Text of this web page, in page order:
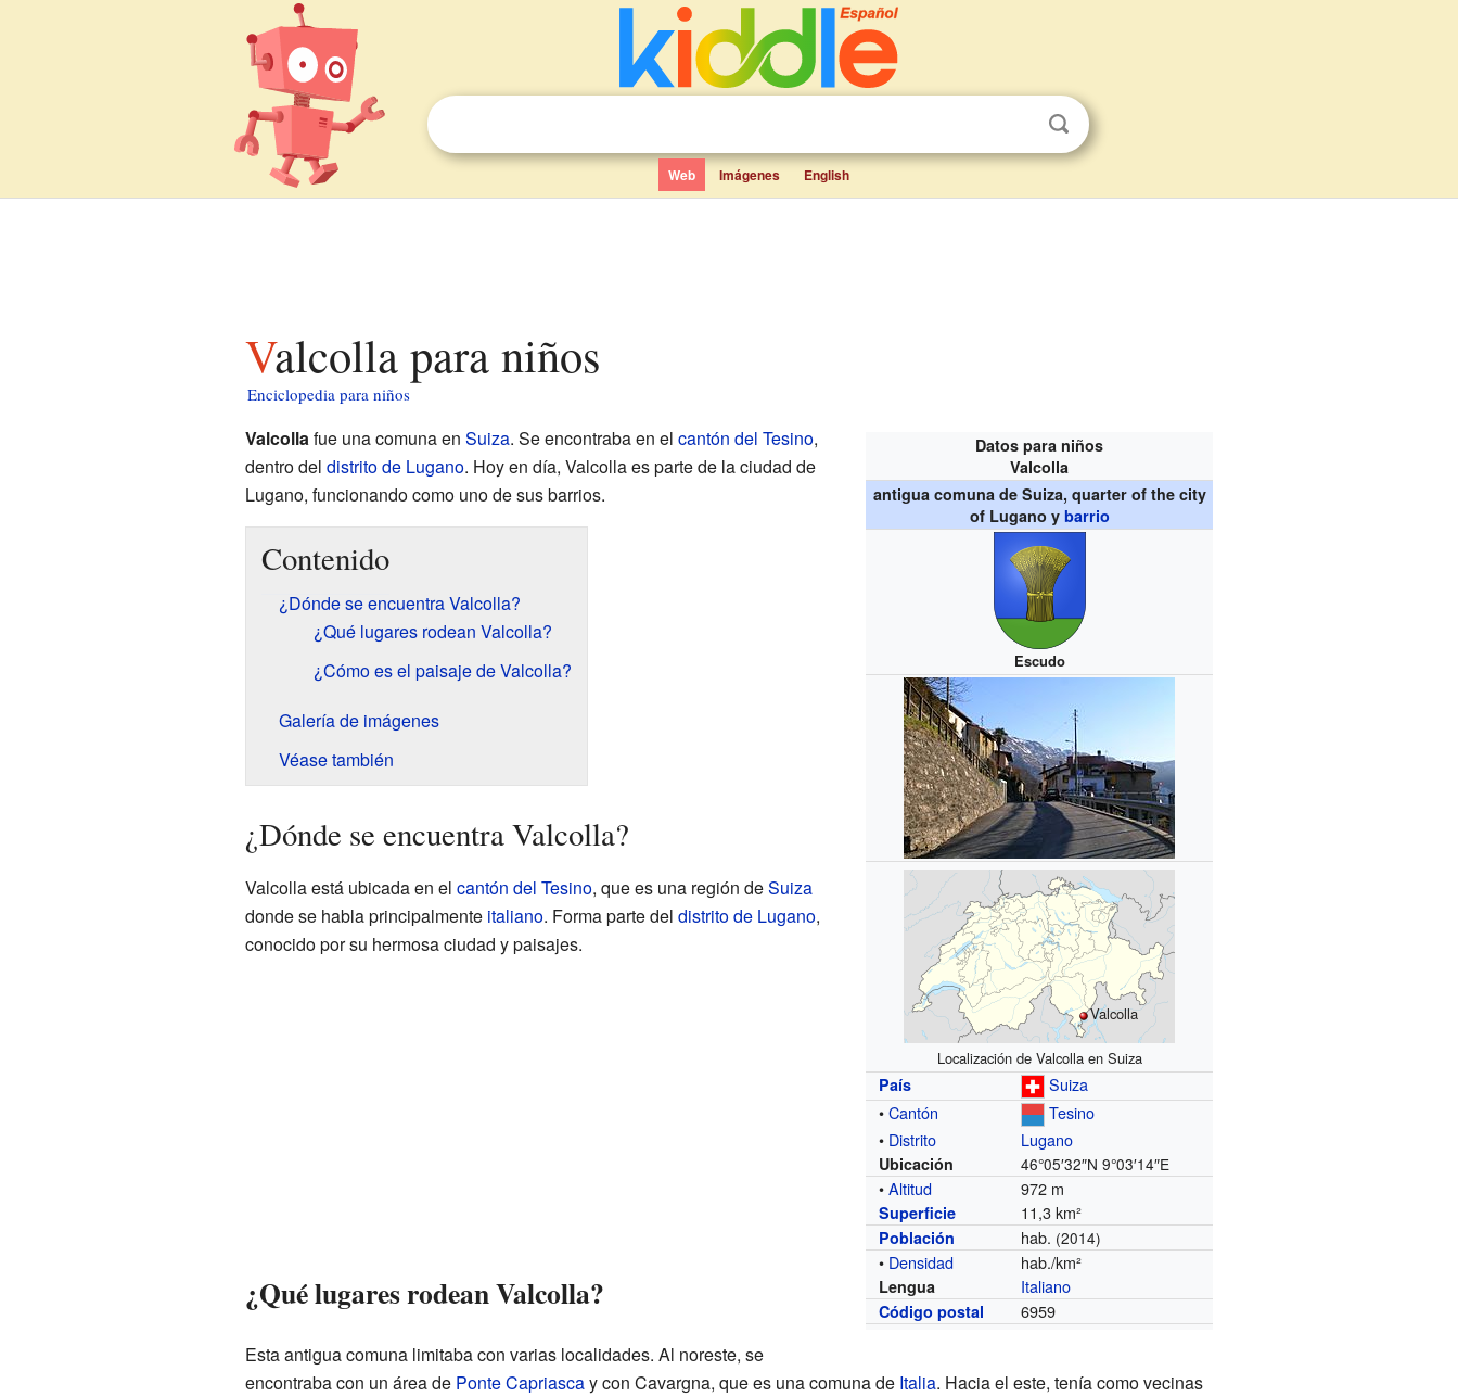
Web Imágenes English
Valcolla para niños
Enciclopedia para niños
Datos para niños
Valcolla
antigua comuna de Suiza, quarter of the city
of Lugano y barrio
Escudo
Valcolla
Localización de Valcolla en Suiza
País
Suiza
•Cantón
Tesino
• Distrito Lugano
Ubicación 46°05′32″N 9°03′14″E
•Altitud 972 m
Superficie 11,3 km²
Población hab. (2014)
• Densidad hab./km²
Lengua Italiano
Código postal 6959
Valcollafue una comuna en Suiza. Se encontraba en el cantón del Tesino,
dentro del distrito de Lugano. Hoy en día, Valcolla es parte de la ciudad de
Lugano, funcionando como uno de sus barrios.
Contenido
¿Dónde se encuentra Valcolla?
¿Qué lugares rodean Valcolla?
¿Cómo es el paisaje de Valcolla?
Galería de imágenes
Véase también
¿Dónde se encuentra Valcolla?
Valcolla está ubicada en el cantón del Tesino, que es una región deSuiza
donde se habla principalmente italiano. Forma parte del distrito de Lugano,
conocido por su hermosa ciudad y paisajes.
¿Qué lugares rodean Valcolla?
Esta antigua comuna limitaba con varias localidades. Al noreste, se
encontraba con un área de Ponte Capriascay con Cavargna, que es una comuna de Italia. Hacia el este, tenía como vecinas